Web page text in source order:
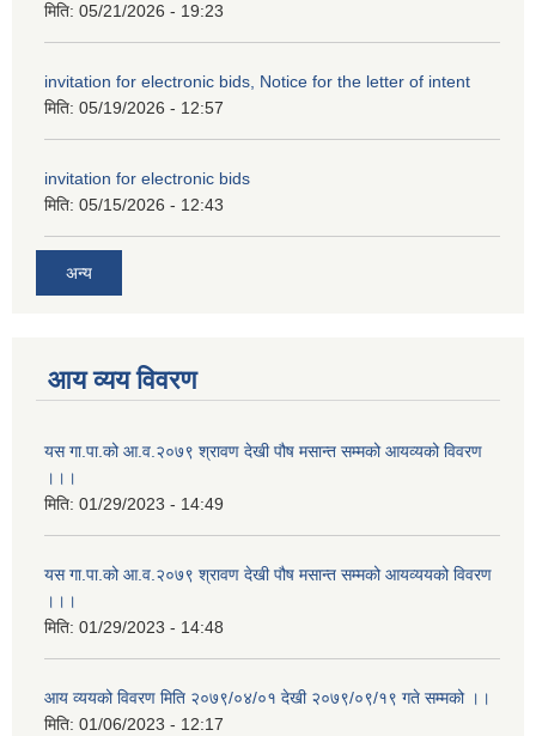
मिति: 05/21/2026 - 19:23
invitation for electronic bids, Notice for the letter of intent
मिति: 05/19/2026 - 12:57
invitation for electronic bids
मिति: 05/15/2026 - 12:43
अन्य
आय व्यय विवरण
यस गा.पा.को आ.व.२०७९ श्रावण देखी पौष मसान्त सम्मको आयव्यको विवरण
।।।
मिति: 01/29/2023 - 14:49
यस गा.पा.को आ.व.२०७९ श्रावण देखी पौष मसान्त सम्मको आयव्ययको विवरण
।।।
मिति: 01/29/2023 - 14:48
आय व्ययको विवरण मिति २०७९/०४/०१ देखी २०७९/०९/१९ गते सम्मको ।।
मिति: 01/06/2023 - 12:17